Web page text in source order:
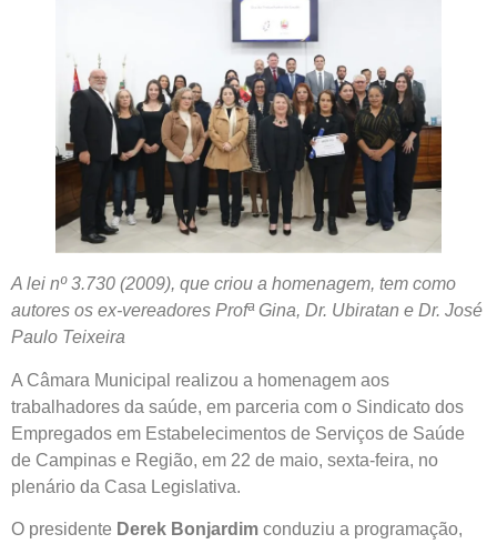
A lei nº 3.730 (2009), que criou a homenagem, tem como
autores os ex-vereadores Profª Gina, Dr. Ubiratan e Dr. José
Paulo Teixeira
A Câmara Municipal realizou a homenagem aos
trabalhadores da saúde, em parceria com o Sindicato dos
Empregados em Estabelecimentos de Serviços de Saúde
de Campinas e Região, em 22 de maio, sexta-feira, no
plenário da Casa Legislativa.
O presidente Derek Bonjardim conduziu a programação,